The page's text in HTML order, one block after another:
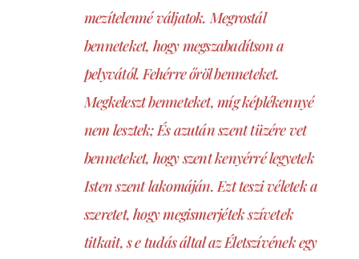
mezítelenné váljatok. Megrostál
benneteket, hogy megszabadítson a
pelyvától. Fehérre őröl benneteket.
Megkeleszt benneteket, míg képlékennyé
nem lesztek; És azután szent tüzére vet
benneteket, hogy szent kenyérré legyetek
Isten szent lakomáján. Ezt teszi véletek a
szeretet, hogy megismerjétek szívetek
titkait, s e tudás által az Életszívének egy